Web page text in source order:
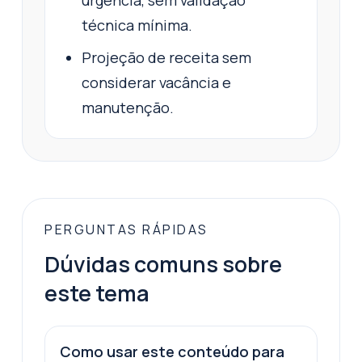
técnica mínima.
Projeção de receita sem
considerar vacância e
manutenção.
PERGUNTAS RÁPIDAS
Dúvidas comuns sobre
este tema
Como usar este conteúdo para